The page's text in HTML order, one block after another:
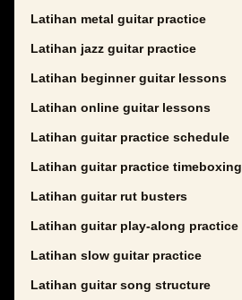
Latihan metal guitar practice
Latihan jazz guitar practice
Latihan beginner guitar lessons
Latihan online guitar lessons
Latihan guitar practice schedule
Latihan guitar practice timeboxing
Latihan guitar rut busters
Latihan guitar play-along practice
Latihan slow guitar practice
Latihan guitar song structure